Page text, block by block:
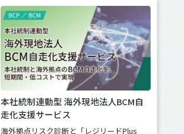
本社統制連動型 海外現地法人BCM自
走化支援サービス
海外拠点リスク診断と「レジリードPlus